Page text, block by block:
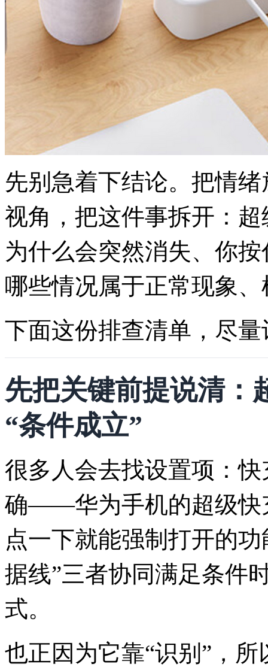
先别急着下结论。把情
视角，把这件事拆开：
为什么会突然消失、你
哪些情况属于正常现象、
下面这份排查清单，尽
先把关键前提说清：
“条件成立”
很多人会去找设置项：
确——华为手机的超级快
点一下就能强制打开的
据线”三者协同满足条件
式。
也正因为它靠“识别”，